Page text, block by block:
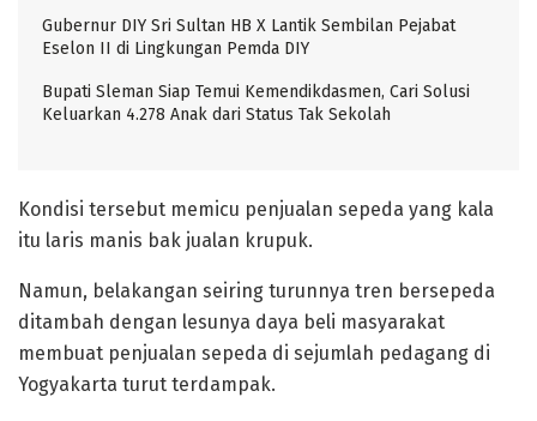
Gubernur DIY Sri Sultan HB X Lantik Sembilan Pejabat
Eselon II di Lingkungan Pemda DIY
Bupati Sleman Siap Temui Kemendikdasmen, Cari Solusi
Keluarkan 4.278 Anak dari Status Tak Sekolah
Kondisi tersebut memicu penjualan sepeda yang kala
itu laris manis bak jualan krupuk.
Namun, belakangan seiring turunnya tren bersepeda
ditambah dengan lesunya daya beli masyarakat
membuat penjualan sepeda di sejumlah pedagang di
Yogyakarta turut terdampak.